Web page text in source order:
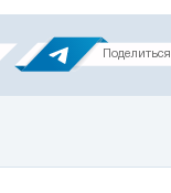
Поделиться